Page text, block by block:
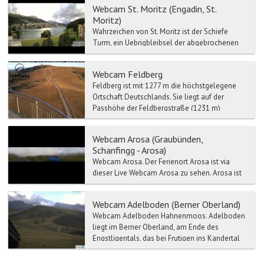
Webcam St. Moritz (Engadin, St.
Moritz)
Wahrzeichen von St. Moritz ist der Schiefe
Turm, ein Uebrigbleibsel der abgebrochenen
Mauritiuskirche aus der Zeit um 1500. Im
Webcam Feldberg
Feldberg ist mit 1277 m die höchstgelegene
Ortschaft Deutschlands. Sie liegt auf der
Passhöhe der Feldbergstraße (1231 m)
zwischen dem Wiesental im...
Webcam Arosa (Graubünden,
Schanfingg - Arosa)
Webcam Arosa. Der Ferienort Arosa ist via
dieser Live Webcam Arosa zu sehen. Arosa ist
eine Gemeinde im Kanton Graubünden. Arosa
Webcam Adelboden (Berner Oberland)
Webcam Adelboden Hahnenmoos. Adelboden
liegt im Berner Oberland, am Ende des
Engstligentals, das bei Frutigen ins Kandertal
mündet. Die S...